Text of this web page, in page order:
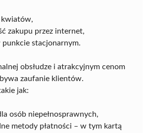
zakupu przez internet,
stacjonarnym.
obsłudze i atrakcyjnym cenom
zaufanie klientów.
jak:
osób niepełnosprawnych,
metody płatności – w tym kartą